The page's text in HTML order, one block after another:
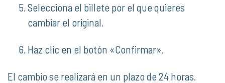
Selecciona el billete por el que quieres
cambiar el original.
Haz clic en el botón «Confirmar».
El cambio se realizará en un plazo de 24 horas.